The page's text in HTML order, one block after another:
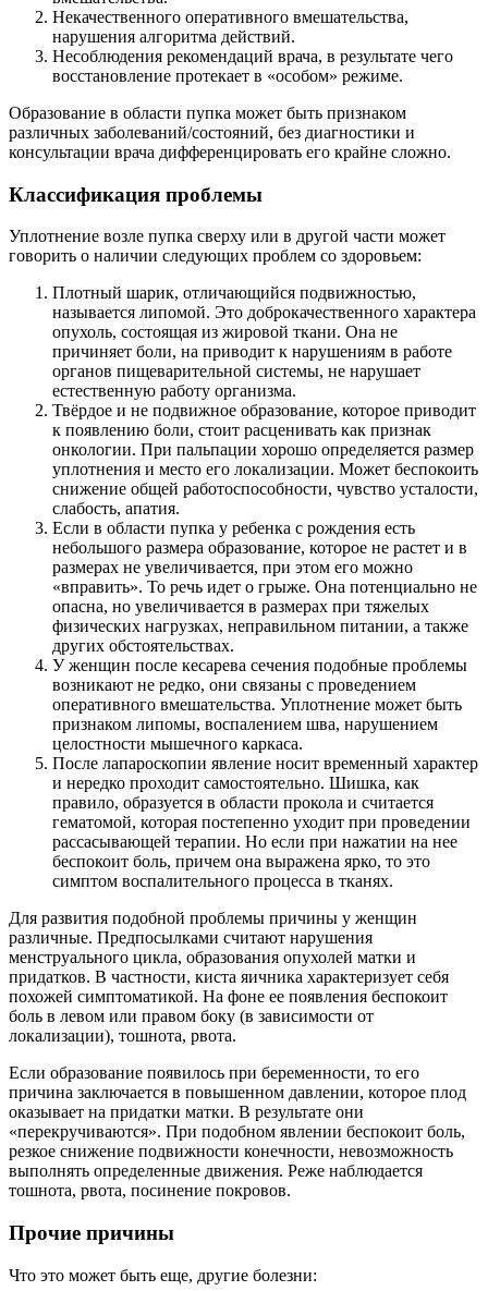
Некачественного оперативного вмешательства,
нарушения алгоритма действий.
Несоблюдения рекомендаций врача, в результате чего
восстановление протекает в «особом» режиме.
Образование в области пупка может быть признаком
различных заболеваний/состояний, без диагностики и
консультации врача дифференцировать его крайне сложно.
Классификация проблемы
Уплотнение возле пупка сверху или в другой части может
говорить о наличии следующих проблем со здоровьем:
Плотный шарик, отличающийся подвижностью,
называется липомой. Это доброкачественного характера
опухоль, состоящая из жировой ткани. Она не
причиняет боли, на приводит к нарушениям в работе
органов пищеварительной системы, не нарушает
естественную работу организма.
Твёрдое и не подвижное образование, которое приводит
к появлению боли, стоит расценивать как признак
онкологии. При пальпации хорошо определяется размер
уплотнения и место его локализации. Может беспокоить
снижение общей работоспособности, чувство усталости,
слабость, апатия.
Если в области пупка у ребенка с рождения есть
небольшого размера образование, которое не растет и в
размерах не увеличивается, при этом его можно
«вправить». То речь идет о грыже. Она потенциально не
опасна, но увеличивается в размерах при тяжелых
физических нагрузках, неправильном питании, а также
других обстоятельствах.
У женщин после кесарева сечения подобные проблемы
возникают не редко, они связаны с проведением
оперативного вмешательства. Уплотнение может быть
признаком липомы, воспалением шва, нарушением
целостности мышечного каркаса.
После лапароскопии явление носит временный характер
и нередко проходит самостоятельно. Шишка, как
правило, образуется в области прокола и считается
гематомой, которая постепенно уходит при проведении
рассасывающей терапии. Но если при нажатии на нее
беспокоит боль, причем она выражена ярко, то это
симптом воспалительного процесса в тканях.
Для развития подобной проблемы причины у женщин
различные. Предпосылками считают нарушения
менструального цикла, образования опухолей матки и
придатков. В частности, киста яичника характеризует себя
похожей симптоматикой. На фоне ее появления беспокоит
боль в левом или правом боку (в зависимости от
локализации), тошнота, рвота.
Если образование появилось при беременности, то его
причина заключается в повышенном давлении, которое плод
оказывает на придатки матки. В результате они
«перекручиваются». При подобном явлении беспокоит боль,
резкое снижение подвижности конечности, невозможность
выполнять определенные движения. Реже наблюдается
тошнота, рвота, посинение покровов.
Прочие причины
Что это может быть еще, другие болезни: